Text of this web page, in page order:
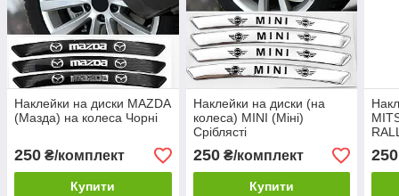
Наклейки на диски MAZDA
(Мазда) на колеса Чорні
250 ₴/комплект
Купити
Наклейки на диски (на
колеса) MINI (Міні)
Сріблясті
250₴/комплект
Купити
250